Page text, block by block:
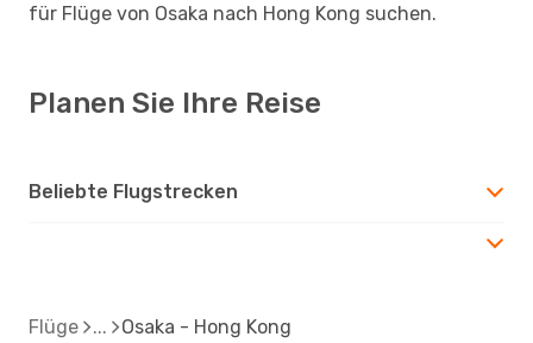
für Flüge von Osaka nach Hong Kong suchen.
Planen Sie Ihre Reise
Beliebte Flugstrecken
Flüge Osaka - Hong Kong